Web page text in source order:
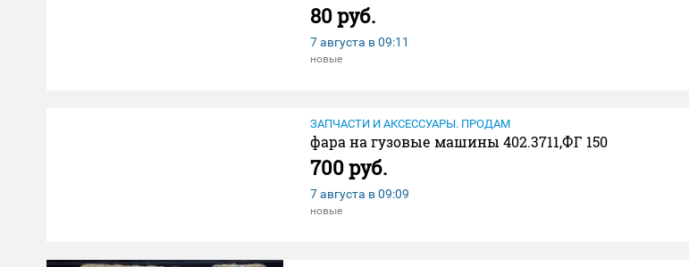
80 руб.
7 августа в09:11
новые
ЗАПЧАСТИ И АКСЕССУАРЫ. ПРОДАМ
фара на гузовые машины 402.3711,ФГ 150
700 руб.
7 августа в09:09
новые